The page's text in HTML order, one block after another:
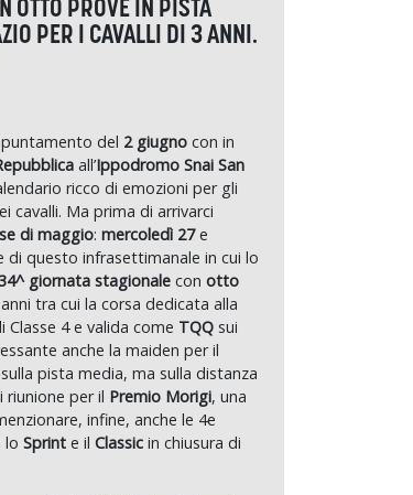
OTTO PROVE IN PISTA
PER I CAVALLI DI 3 ANNI.
del 2 giugno con in
all’Ippodromo Snai San
ricco di emozioni per gli
cavalli. Ma prima di arrivarci
di maggio: mercoledì 27e
di questo infrasettimanale in cui lo
giornata stagionale con otto
tra cui la corsa dedicata alla
Classe 4 e valida come TQQ sui
anche la maiden per il
pista media, ma sulla distanza
riunione per il Premio Morigi, una
infine, anche le 4e
lo Sprint e il Classic in chiusura di